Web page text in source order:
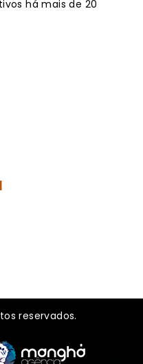
há mais de 20
reservados.